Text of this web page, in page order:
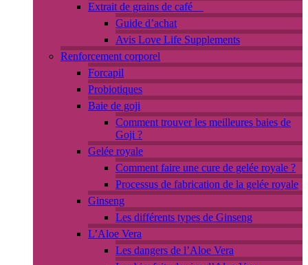
Extrait de grains de café
Guide d’achat
Avis Love Life Supplements
Renforcement corporel
Forcapil
Probiotiques
Baie de goji
Comment trouver les meilleures baies de
Goji ?
Gelée royale
Comment faire une cure de gelée royale ?
Processus de fabrication de la gelée royale
Ginseng
Les différents types de Ginseng
L’Aloe Vera
Les dangers de l’Aloe Vera